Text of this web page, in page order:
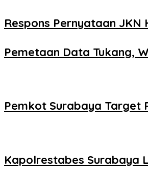
Respons Pernyataan
Pemetaan Data Tukang,
Pemkot Surabaya Target
Kapolrestabes Surabaya